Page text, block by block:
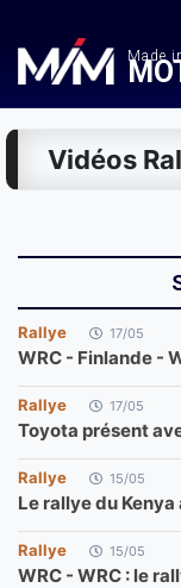
Made
Vidéos
Rallye 17/05
WRC - Finlande -
Rallye 17/05
Toyota présent
Rallye 15/05
Le rallye du Kenya
Rallye 15/05
WRC - WRC : le